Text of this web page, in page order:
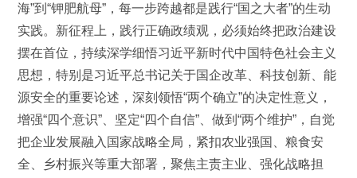
海”到“钾肥航母”，每一步跨越都是践行“国之大者”的生动
实践。新征程上，践行正确政绩观，必须始终把政治建设
摆在首位，持续深学细悟习近平新时代中国特色社会主义
思想，特别是习近平总书记关于国企改革、科技创新、能
源安全的重要论述，深刻领悟“两个确立”的决定性意义，
增强“四个意识”、坚定“四个自信”、做到“两个维护”，自觉
把企业发展融入国家战略全局，紧扣农业强国、粮食安
全、乡村振兴等重大部署，聚焦主责主业、强化战略担